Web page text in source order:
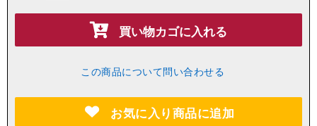
買い物カゴに入れる
この商品について問い合わせる
お気に入り商品に追加